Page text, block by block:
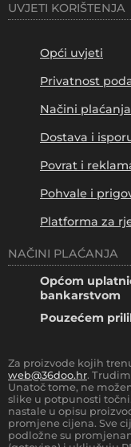
UVJETI KORIŠTENJA
Opći uvjeti
Privatnost
Načini plaćanja
Dostava i
Povrat i
Pohvale i
Platforma za
NAČINI PLAĆANJA
Općom
bankarstvom
Pouzećem
Za proizvode kojih
web@36doo.hr.
Unatoč tome, ne
slike u potpunosti
nastale u opisu
promjene cijena. Sve
podložne su